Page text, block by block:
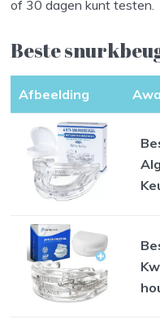
of 30 dagen kunt testen.
Beste
Afbeelding